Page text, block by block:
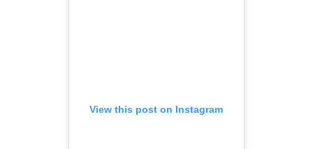
View this post on Instagram